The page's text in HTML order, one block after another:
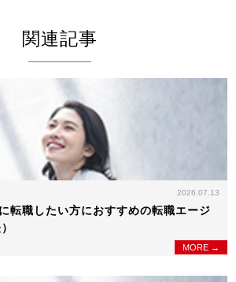
関連記事
2026.07.13
転職したい方におすすめの転職エージ
MORE →